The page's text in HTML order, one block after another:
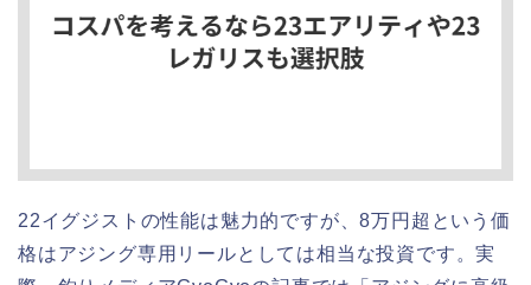
22イグジストの性能は魅力的ですが、8万円超という価
格はアジング専用リールとしては相当な投資です。実